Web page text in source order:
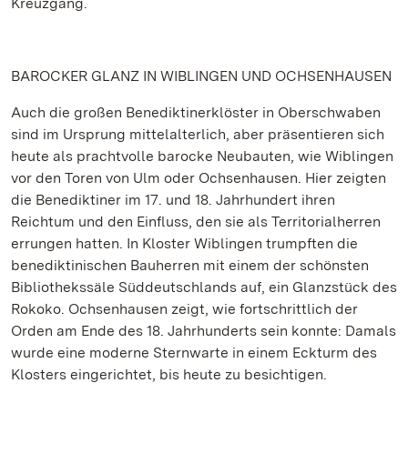
BAROCKER GLANZ IN WIBLINGEN UND OCHSENHAUSEN
Auch die großen Benediktinerklöster in Oberschwaben
sind im Ursprung mittelalterlich, aber präsentieren sich
heute als prachtvolle barocke Neubauten, wie Wiblingen
vor den Toren von Ulm oder Ochsenhausen. Hier zeigten
die Benediktiner im 17. und 18. Jahrhundert ihren
Reichtum und den Einfluss, den sie als Territorialherren
errungen hatten. In Kloster Wiblingen trumpften die
benediktinischen Bauherren mit einem der schönsten
Bibliothekssäle Süddeutschlands auf, ein Glanzstück des
Rokoko. Ochsenhausen zeigt, wie fortschrittlich der
Orden am Ende des 18. Jahrhunderts sein konnte: Damals
wurde eine moderne Sternwarte in einem Eckturm des
Klosters eingerichtet, bis heute zu besichtigen.